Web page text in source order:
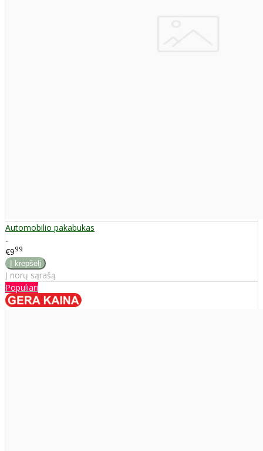
Automobilio pakabukas
..
€999
Į norų sąrašą
Populiari